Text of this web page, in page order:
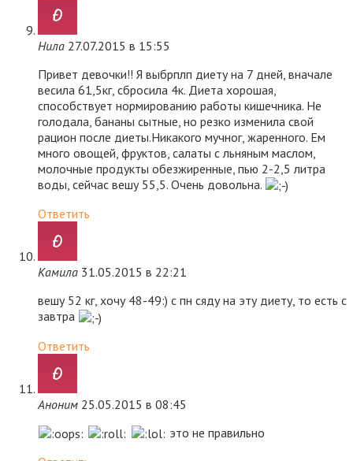
Нила 27.07.2015 в 15:55
Привет девочки!! Я выбрплп диету на 7 дней, вначале
весила 61,5кг, сбросила 4к. Диета хорошая,
способствует нормированию работы кишечника. Не
голодала, бананы сытные, но резко изменила свой
рацион после диеты.Никакого мучног, жаренного. Ем
много овощей, фруктов, салаты с льняным маслом,
молочные продукты обезжиренные, пью 2-2,5 литра
воды, сейчас вешу 55,5. Очень довольна.
Ответить
Камила 31.05.2015 в 22:21
вешу 52 кг, хочу 48-49:) с пн сяду на эту диету, то есть с
завтра
Ответить
Аноним 25.05.2015 в 08:45
это не правильно